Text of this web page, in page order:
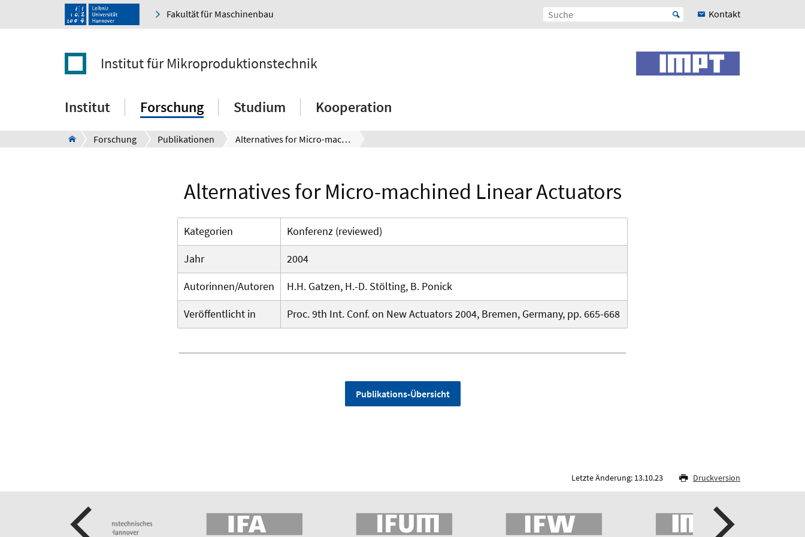
Fakultät für Maschinenbau Kontakt
Institut für Mikroproduktionstechnik
Institut Forschung Studium Kooperation
Forschung Publikationen Alternatives for Micro-machined Linear Actuators
Alternatives for Micro-machined Linear Actuators
Kategorien
Konferenz (reviewed)
Jahr
2004
Autorinnen/Autoren
H.H. Gatzen, H.-D. Stölting, B. Ponick
Veröffentlicht in
Proc. 9th Int. Conf. on New Actuators 2004, Bremen, Germany, pp. 665-668
Publikations-Übersicht
Letzte Änderung: 13.10.23 Druckversion